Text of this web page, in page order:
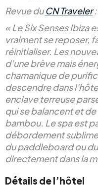
Revue duCN Traveler:
« Le Six Senses Ibiza
vraiment se reposer,
réinitialiser. Les
d’une brève mais
chamanique de
descendre dans
enclave terreuse
qui se balancent et
bambou. Le spa est
débordement
du paddleboard ou
directement dans la
Détails de l’hôtel